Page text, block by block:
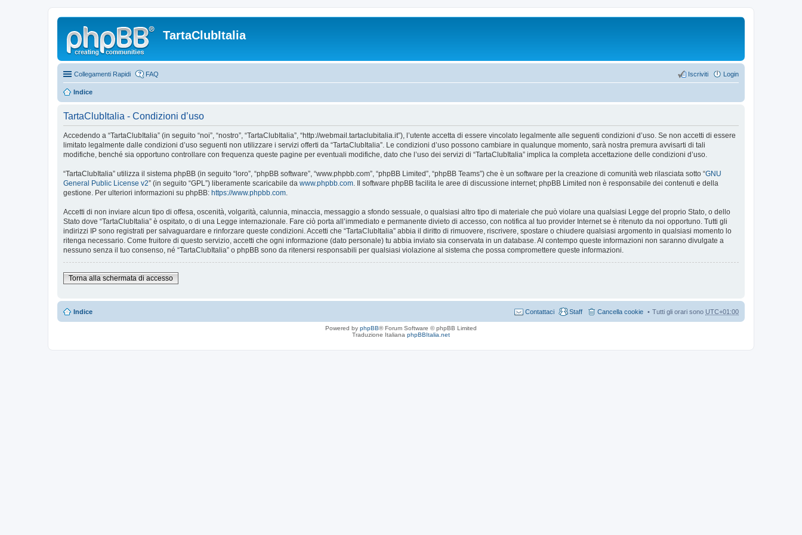
TartaClubItalia
Collegamenti Rapidi FAQ Login
Iscriviti
Indice
TartaClubItalia - Condizioni d’uso
Accedendo a “TartaClubItalia” (in seguito “noi”, “nostro”, “TartaClubItalia”, “http://webmail.tartaclubitalia.it”), l’utente accetta di essere vincolato legalmente alle seguenti condizioni d’uso. Se non accetti di essere
limitato legalmente dalle condizioni d’uso seguenti non utilizzare i servizi offerti da “TartaClubItalia”. Le condizioni d’uso possono cambiare in qualunque momento, sarà nostra premura avvisarti di tali
modifiche, benché sia opportuno controllare con frequenza queste pagine per eventuali modifiche, dato che l’uso dei servizi di “TartaClubItalia” implica la completa accettazione delle condizioni d’uso.
“TartaClubItalia” utilizza il sistema phpBB (in seguito “loro”, “phpBB software”, “www.phpbb.com”, “phpBB Limited”, “phpBB Teams”) che è un software per la creazione di comunità web rilasciata sotto “GNU
General Public License v2” (in seguito “GPL”) liberamente scaricabile da www.phpbb.com. Il software phpBB facilita le aree di discussione internet; phpBB Limited non è responsabile dei contenuti e della
gestione. Per ulteriori informazioni su phpBB: https://www.phpbb.com.
Accetti di non inviare alcun tipo di offesa, oscenità, volgarità, calunnia, minaccia, messaggio a sfondo sessuale, o qualsiasi altro tipo di materiale che può violare una qualsiasi Legge del proprio Stato, o dello
Stato dove “TartaClubItalia” è ospitato, o di una Legge internazionale. Fare ciò porta all’immediato e permanente divieto di accesso, con notifica al tuo provider Internet se è ritenuto da noi opportuno. Tutti gli
indirizzi IP sono registrati per salvaguardare e rinforzare queste condizioni. Accetti che “TartaClubItalia” abbia il diritto di rimuovere, riscrivere, spostare o chiudere qualsiasi argomento in qualsiasi momento lo
ritenga necessario. Come fruitore di questo servizio, accetti che ogni informazione (dato personale) tu abbia inviato sia conservata in un database. Al contempo queste informazioni non saranno divulgate a
nessuno senza il tuo consenso, né “TartaClubItalia” o phpBB sono da ritenersi responsabili per qualsiasi violazione al sistema che possa compromettere queste informazioni.
Torna alla schermata di accesso
Indice Tutti gli orari sono UTC+01:00
Cancella cookie
Staff
Contattaci
Powered by phpBB® Forum Software © phpBB Limited
Traduzione Italiana phpBBItalia.net